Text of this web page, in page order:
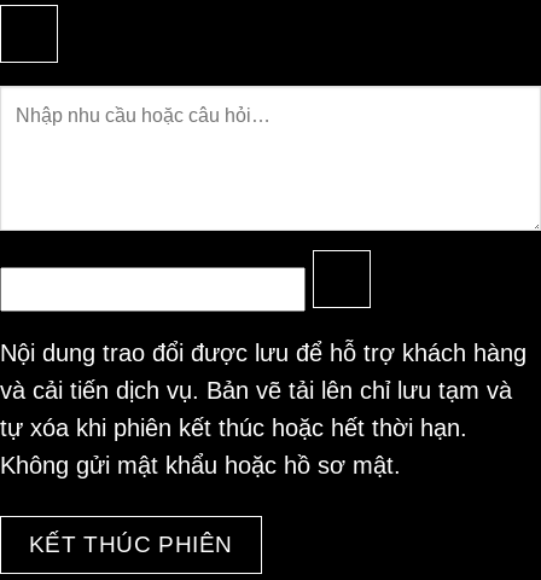
Câu
Nội dung trao đổi được lưu để hỗ trợ khách hàng
và cải tiến dịch vụ. Bản vẽ tải lên chỉ lưu tạm và
tự xóa khi phiên kết thúc hoặc hết thời hạn.
Không gửi mật khẩu hoặc hồ sơ mật.
KẾT THÚC PHIÊN